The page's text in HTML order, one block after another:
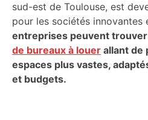
sud-est de Toulouse, est
pour les sociétés innovantes
entreprises peuvent trouver
de bureaux à louer allant de
espaces plus vastes,
et budgets.